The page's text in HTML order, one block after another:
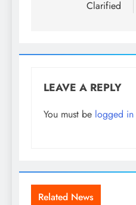
Clarified
LEAVE A REPLY
You must be logged in
Related News